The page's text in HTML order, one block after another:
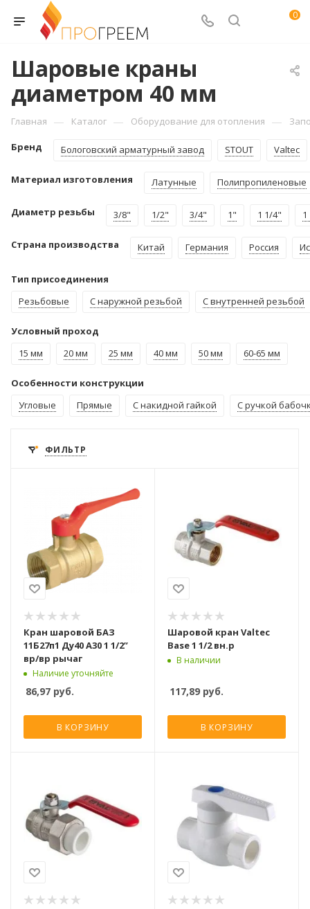
0
Шаровые краны
диаметром 40 мм
Главная — Каталог — Оборудование для отопления —
Бренд Бологовский арматурный завод STOUT Valtec
Материал изготовления Латунные Полипропиленовые
Диаметр резьбы 3/8" 1/2" 3/4" 1" 1 1/4"
Страна производства Китай Германия Россия
Тип присоединения
Резьбовые
С наружной резьбой С внутренней резьбой
Условный проход
15 мм
20 мм 25 мм 40 мм 50 мм 60-65 мм
Особенности конструкции
Угловые
Прямые С накидной гайкой С ручкой
ФИЛЬТР
Кран шаровой БАЗ
11Б27п1 Ду40 А30 1 1/2”
вр/вр рычаг
Наличие уточняйте
86,97 руб.
В КОРЗИНУ
Шаровой кран Valtec
Base 1 1/2 вн.р
В наличии
117,89 руб.
В КОРЗИНУ